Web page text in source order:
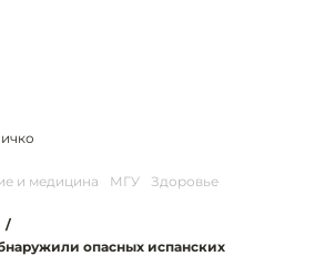
и медицина МГУ Здоровье
/
опасных испанских